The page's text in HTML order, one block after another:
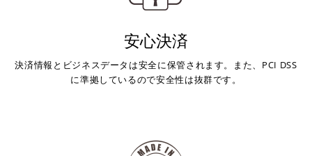
安心決済
決済情報とビジネスデータは安全に保管されます。また、PCI DSS
に準拠しているので安全性は抜群です。